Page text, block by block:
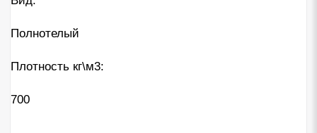
Полнотелый
Плотность кг\м3:
700